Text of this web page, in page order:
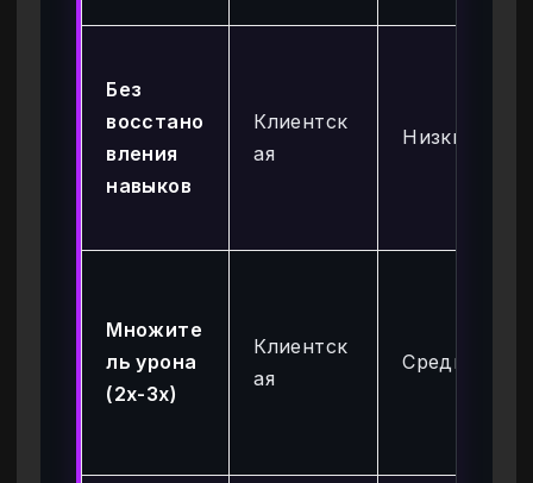
Без
восстано
вления
навыков
Клиентск
ая
Низкий
Множите
ль урона
(2x-3x)
Клиентск
ая
Средний